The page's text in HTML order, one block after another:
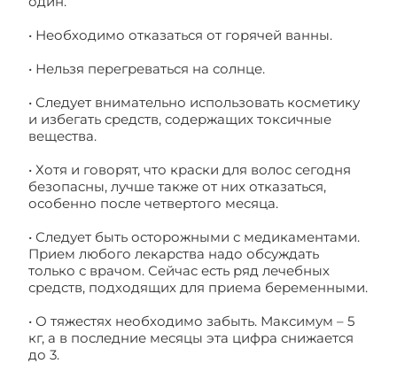
• Необходимо отказаться от горячей ванны.
• Нельзя перегреваться на солнце.
• Следует внимательно использовать косметику
и избегать средств, содержащих токсичные
вещества.
• Хотя и говорят, что краски для волос сегодня
безопасны, лучше также от них отказаться,
особенно после четвертого месяца.
• Следует быть осторожными с медикаментами.
Прием любого лекарства надо обсуждать
только с врачом. Сейчас есть ряд лечебных
средств, подходящих для приема беременными.
• О тяжестях необходимо забыть. Максимум – 5
кг, а в последние месяцы эта цифра снижается
до 3.